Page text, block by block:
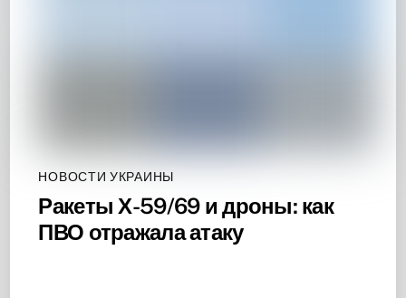
НОВОСТИ УКРАИНЫ
Ракеты Х-59/69 и дроны: как
ПВО отражала атаку